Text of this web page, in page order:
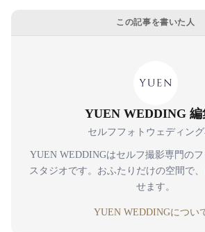
この記事を書いた人
YUEN WEDDING 編
セルフフォトウェディン
YUEN WEDDINGはセルフ撮影専門の
スタジオです。おふたりだけの空間で
せます。
YUEN WEDDINGについ